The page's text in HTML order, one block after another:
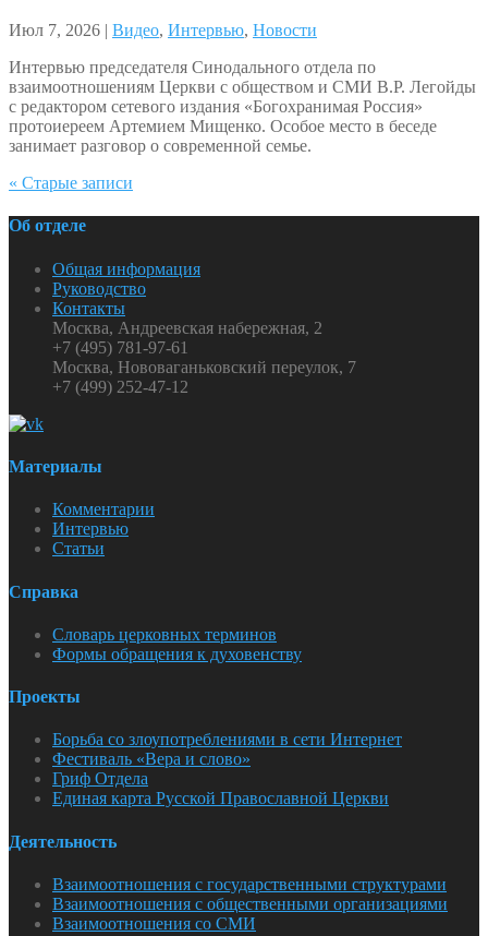
Июл 7, 2026 | Видео, Интервью, Новости
Интервью председателя Синодального отдела по
взаимоотношениям Церкви с обществом и СМИ В.Р. Легойды
с редактором сетевого издания «Богохранимая Россия»
протоиереем Артемием Мищенко. Особое место в беседе
занимает разговор о современной семье.
« Старые записи
Об отделе
Общая информация
Руководство
Контакты
Москва, Андреевская набережная, 2
+7 (495) 781-97-61
Москва, Нововаганьковский переулок, 7
+7 (499) 252-47-12
Материалы
Комментарии
Интервью
Статьи
Справка
Словарь церковных терминов
Формы обращения к духовенству
Проекты
Борьба со злоупотреблениями в сети Интернет
Фестиваль «Вера и слово»
Гриф Отдела
Единая карта Русской Православной Церкви
Деятельность
Взаимоотношения с государственными структурами
Взаимоотношения с общественными организациями
Взаимоотношения со СМИ